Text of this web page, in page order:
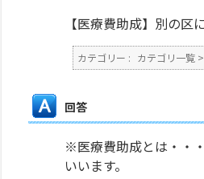
【医療費助成】別の
カテゴリー : カテゴリ一覧 >
回答
※医療費助成とは・・
いいます。